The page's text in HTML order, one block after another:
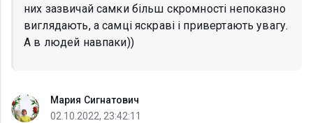
них зазвичай самки більш скромності непоказно
виглядають, а самці яскраві і привертають увагу.
А в людей навпаки))
Мария Сигнатович
02.10.2022, 23:42:11